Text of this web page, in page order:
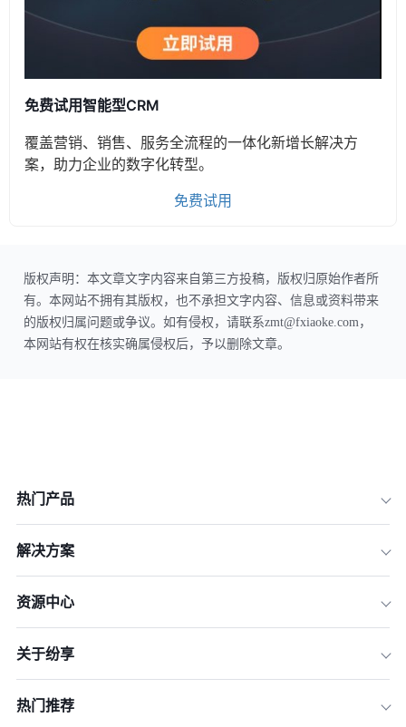
免费试用智能型CRM
覆盖营销、销售、服务全流程的一体化新增长解决方
案，助力企业的数字化转型。
免费试用
版权声明：本文章文字内容来自第三方投稿，版权归原始作者所
有。本网站不拥有其版权，也不承担文字内容、信息或资料带来
的版权归属问题或争议。如有侵权，请联系zmt@fxiaoke.com，
本网站有权在核实确属侵权后，予以删除文章。
热门产品
解决方案
资源中心
关于纷享
热门推荐